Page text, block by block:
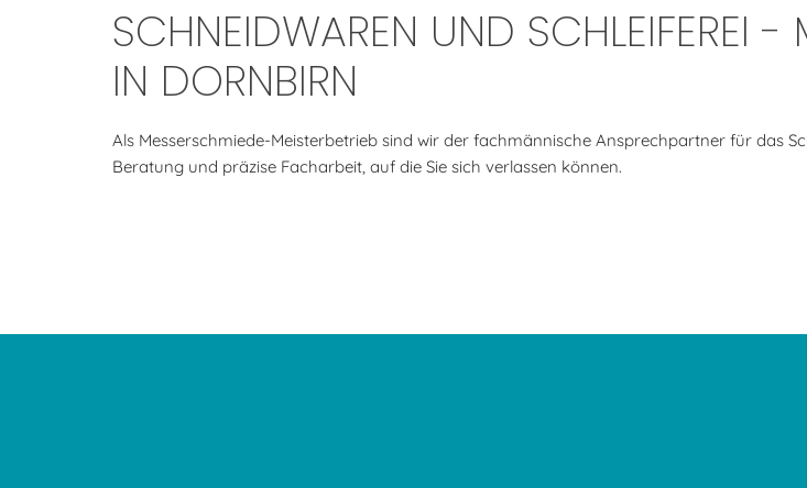
SCHNEIDWAREN UND SCHLEIFEREI -
IN DORNBIRN
Als Messerschmiede-Meisterbetrieb sind wir der fachmännische Ansprechpartner für das
Beratung und präzise Facharbeit, auf die Sie sich verlassen können.